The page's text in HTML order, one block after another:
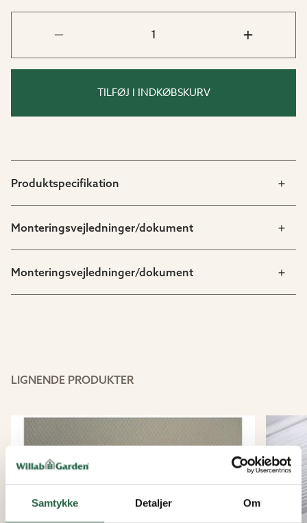
Samtykke Detaljer Om
TILFØJ I INDKØBSKURV
Produktspecifikation
Monteringsvejledninger/dokument
Monteringsvejledninger/dokument
LIGNENDE PRODUKTER